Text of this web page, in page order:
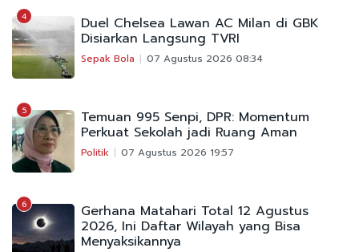
4 Duel Chelsea Lawan AC Milan di GBK
Disiarkan Langsung TVRI
Sepak Bola 07 Agustus 2026 08:34
5 Temuan 995 Senpi, DPR: Momentum
Perkuat Sekolah jadi Ruang Aman
Politik 07 Agustus 2026 19:57
6 Gerhana Matahari Total 12 Agustus
2026, Ini Daftar Wilayah yang Bisa
Menyaksikannya